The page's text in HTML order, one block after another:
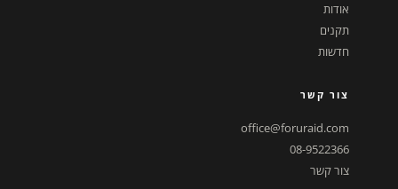
אודות
תקנים
חדשות
צור קשר
office@foruraid.com
08-9522366
צור קשר